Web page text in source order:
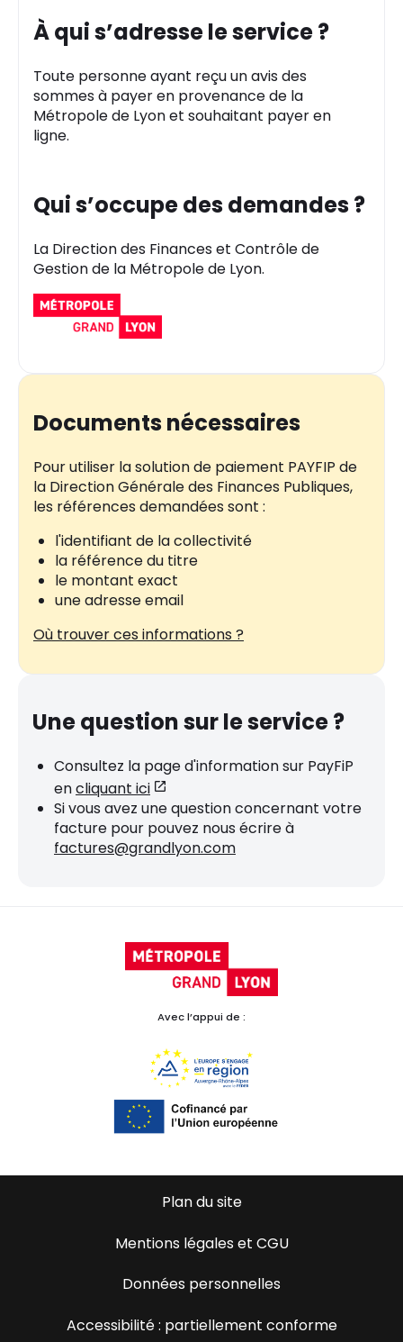
À qui s’adresse le service ?
Toute personne ayant reçu un avis des
sommes à payer en provenance de la
Métropole de Lyon et souhaitant payer en
ligne.
Qui s’occupe des demandes ?
La Direction des Finances et Contrôle de
Gestion de la Métropole de Lyon.
Documents nécessaires
Pour utiliser la solution de paiement PAYFIP de
la Direction Générale des Finances Publiques,
les références demandées sont :
l'identifiant de la collectivité
la référence du titre
le montant exact
une adresse email
Où trouver ces informations ?
Une question sur le service ?
Consultez la page d'information sur PayFiP
encliquant ici
Si vous avez une question concernant votre
facture pour pouvez nous écrire à
factures@grandlyon.com
Avec l’appui de :
Plan du site
Mentions légales et CGU
Données personnelles
Accessibilité : partiellement conforme